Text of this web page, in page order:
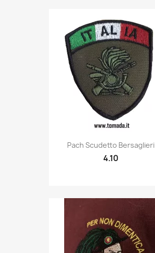
Quick view
Pach Scudetto Bersaglieri
4.10